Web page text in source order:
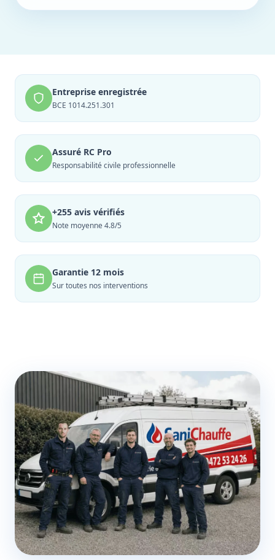
Entreprise enregistrée
BCE 1014.251.301
Assuré RC Pro
Responsabilité civile professionnelle
+255 avis vérifiés
Note moyenne 4.8/5
Garantie 12 mois
Sur toutes nos interventions